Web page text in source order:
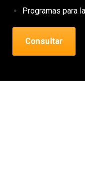
Programas para
Consultar